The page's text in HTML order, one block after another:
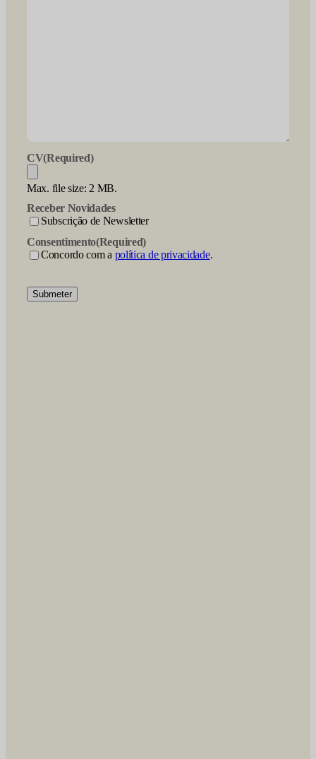
CV(Required)
Max. file size: 2 MB.
Receber Novidades
Subscrição de Newsletter
Consentimento(Required)
Concordo com a política de privacidade.
Submeter